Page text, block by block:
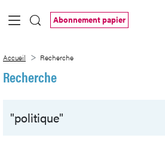
Saut au contenu principal
Abonnement papier
Accueil Recherche
Recherche